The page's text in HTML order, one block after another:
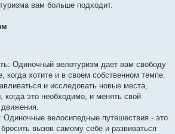
вам больше подходит.
Одиночный велотуризм дает вам свободу
когда хотите и в своем собственном темпе.
и исследовать новые места,
когда это необходимо, и менять свой
Одиночные велосипедные путешествия - это
вызов самому себе и развиваться